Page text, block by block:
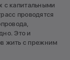
с капитальными
проводятся
Это и
жить с прежним